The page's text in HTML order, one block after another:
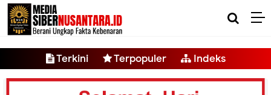
-->
Terkini Terpopuler Indeks